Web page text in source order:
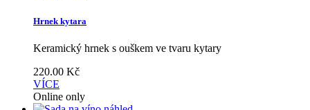
Hrnek kytara
Keramický hrnek s ouškem ve tvaru kytary
220.00 Kč
VÍCE
Online only